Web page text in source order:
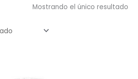
Mostrando el único resultado